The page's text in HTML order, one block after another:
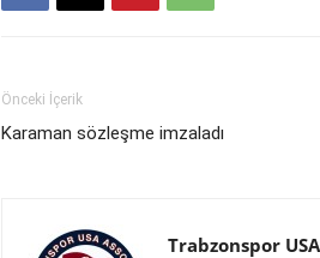
Önceki İçerik
Karaman sözleşme imzaladı
Trabzonspor USA